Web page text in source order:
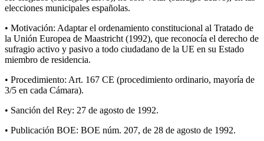
elecciones municipales españolas.
• Motivación: Adaptar el ordenamiento constitucional al Tratado de
la Unión Europea de Maastricht (1992), que reconocía el derecho de
sufragio activo y pasivo a todo ciudadano de la UE en su Estado
miembro de residencia.
• Procedimiento: Art. 167 CE (procedimiento ordinario, mayoría de
3/5 en cada Cámara).
• Sanción del Rey: 27 de agosto de 1992.
• Publicación BOE: BOE núm. 207, de 28 de agosto de 1992.